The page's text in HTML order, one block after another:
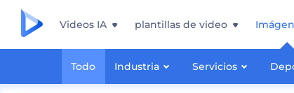
Videos IA plantillas de video
Todo Industria Servicios